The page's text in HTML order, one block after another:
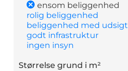
ensom beliggenhed
rolig beliggenhed
beliggenhed med udsigt
godt infrastruktur
ingen insyn
Størrelse grund i m²